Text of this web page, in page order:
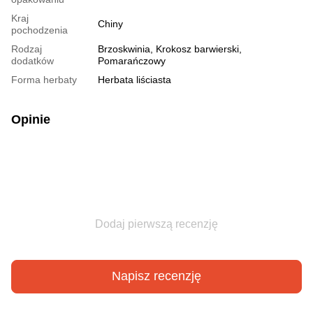
Kraj
pochodzenia
Chiny
Rodzaj
dodatków
Brzoskwinia, Krokosz barwierski,
Pomarańczowy
Forma herbaty
Herbata liściasta
Opinie
Dodaj pierwszą recenzję
Napisz recenzję